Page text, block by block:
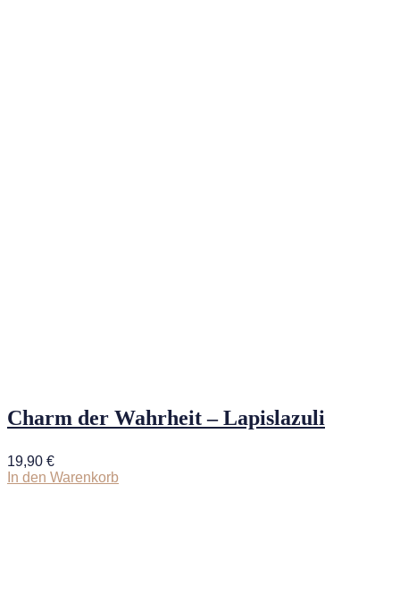
Charm der Wahrheit – Lapislazuli
19,90 €
In den Warenkorb